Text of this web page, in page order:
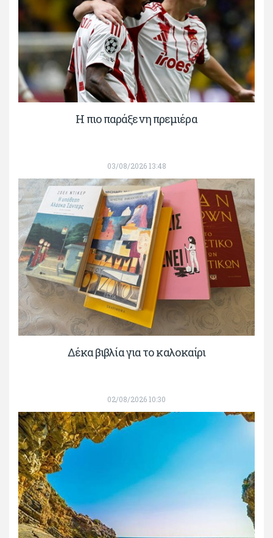
H πιο παράξενη πρεμιέρα
03/08/2026 13:48
Δέκα βιβλία για το καλοκαίρι
02/08/2026 10:30